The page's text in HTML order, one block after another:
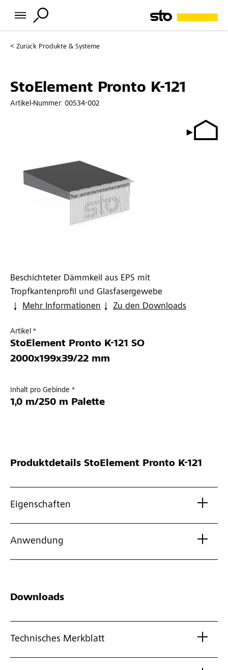
Zurück Produkte & Systeme
StoElement Pronto K-121
Artikel-Nummer: 00534-002
Beschichteter Dämmkeil aus EPS mit
Tropfkantenprofil und Glasfasergewebe
Mehr Informationen
Zu den Downloads
Artikel *
StoElement Pronto K-121 SO
2000x199x39/22 mm
Inhalt pro Gebinde *
1,0 m/250 m Palette
Produktdetails StoElement Pronto K-121
Eigenschaften
Anwendung
Downloads
Technisches Merkblatt